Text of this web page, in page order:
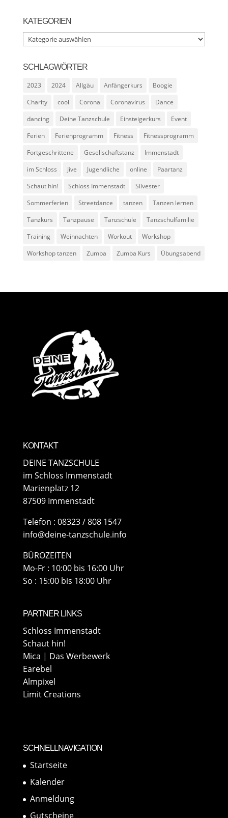
KATEGORIEN
Kategorien
SCHLAGWÖRTER
2023 2024 Allgäu Anfängerkurs
Boogie
Charity
cool Corona Coronavirus
Dance
dancing
Deine Tanzschule Einsteigerkurs
Event
Ferien
Ferienprogramm Fitness
Fitnessprogramm
Fortgeschrittene
Gesellschaftstanz
Immenstadt
im Schloss
Jive Jugendliche online
Paartanz
Schaut hin!
Schloss Immenstadt
Silvester
Sommerferien
Streetdance tanzen
Tanzen lernen
Tanzkurs
Tanzpause Tanzschule
Tanzschulfamilie
Training
Weihnachten Workout
Workshop
Workshop tanzen
Zumba Zumba Kurs Übungsabend
KONTAKT
DEINE TANZSCHULE
im Schloss Immenstadt
Marienplatz 12
87509 Immenstadt
​Telefon : 08323 / 808 1547
info@deine-tanzschule.info
BÜROZEITEN
Mo-Fr : 10:00 bis 16:00 Uhr
So : 15:00 bis 18:00 Uhr
PARTNER LINKS
Schloss Immenstadt
Schaut hin!
Mica | Das Werbewerk
Earebel
Almpixel
Limit Creations
SCHNELLNAVIGATION
Startseite
Kalender
Anmeldung
Gutscheine